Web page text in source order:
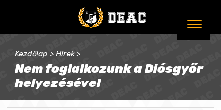
Kezdőlap > Hírek >
Nem foglalkozunk a Diósgyőr
helyezésével